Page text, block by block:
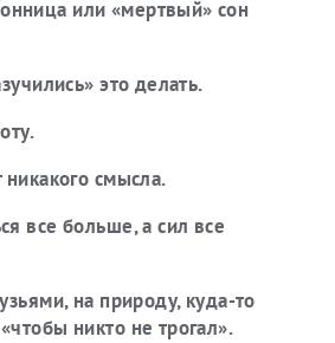
или «мертвый» сон
это делать.
смысла.
все больше, а сил все
на природу, куда-то
никто не трогал».